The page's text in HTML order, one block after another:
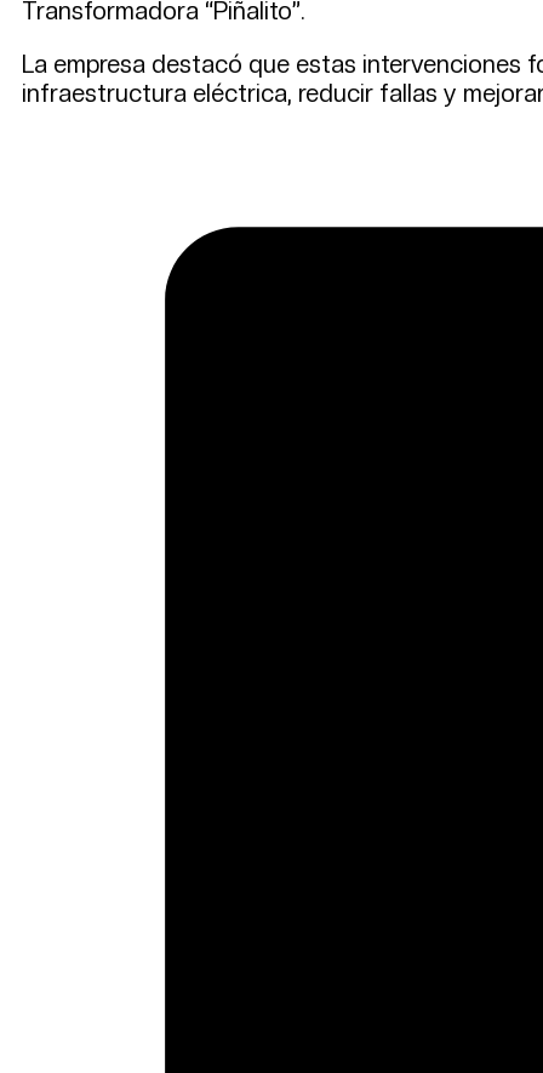
Transformadora “Piñalito”.
La empresa destacó que estas intervenciones
infraestructura eléctrica, reducir fallas y